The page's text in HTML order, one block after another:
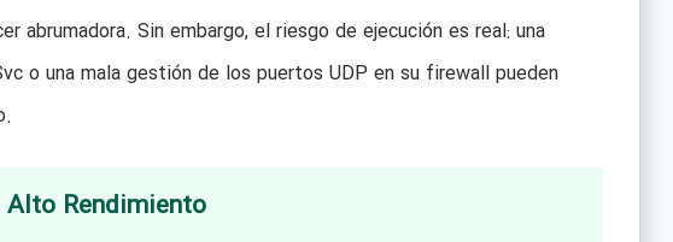
abrumadora. Sin embargo, el riesgo de ejecución es real: una
o una mala gestión de los puertos UDP en su firewall pueden
Rendimiento